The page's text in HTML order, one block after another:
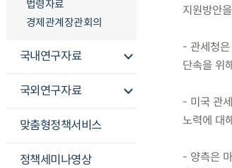
법령자료
경제관계장관회의
국내연구자료
국외연구자료
맞춤형정책서비스
정책세미나영상
지원방안
- 관세청은
단속을 위
- 미국 관
노력에 대
- 양측은